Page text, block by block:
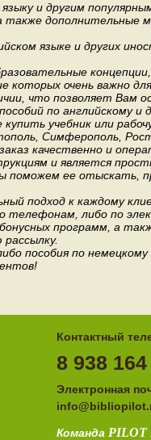
и другим
дополнительные
языке и других
очень важно для
что позволяет Вам
по английскому
учебник или
Симферополь,
качественно и
и является
ее отыскать,
подход к каждому
либо по
программ, а
пособия по
Контактный
8 938
Электронная
i
Команда PILOT